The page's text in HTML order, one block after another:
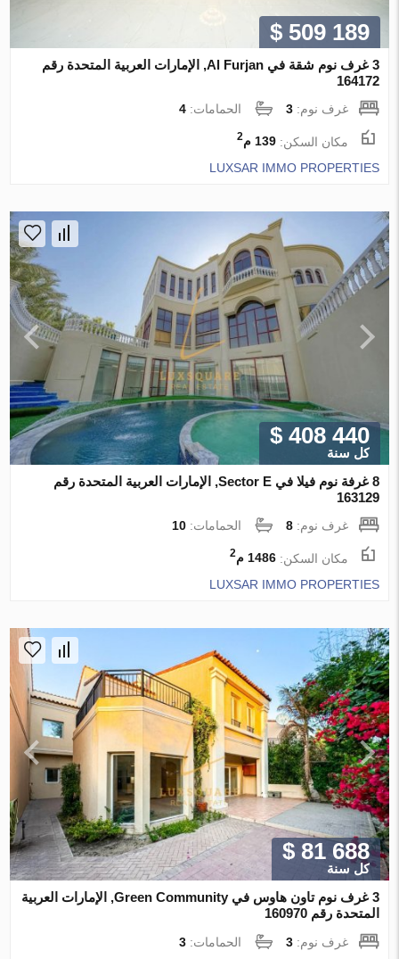
$ 509 189
3 غرف نوم شقة في Al Furjan, الإمارات العربية المتحدة رقم
164172
غرف نوم:3 الحمامات:4
مكان السكن:139 م 2
LUXSAR IMMO PROPERTIES
$ 408 440
كل سنة
8 غرفة نوم فيلا في Sector E, الإمارات العربية المتحدة رقم
163129
غرف نوم:8 الحمامات:10
مكان السكن:1486 م 2
LUXSAR IMMO PROPERTIES
$ 81 688
كل سنة
3 غرف نوم تاون هاوس في Green Community, الإمارات العربية
المتحدة رقم 160970
غرف نوم:3 الحمامات:3